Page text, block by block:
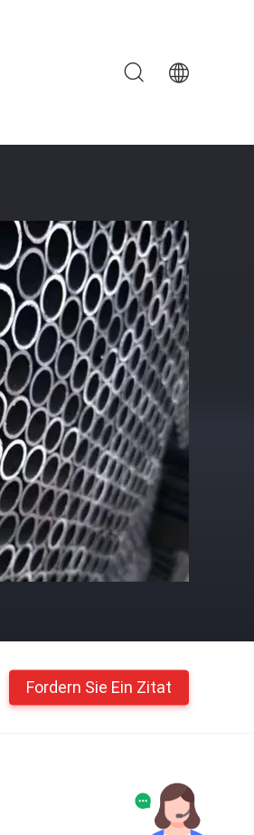
Fordern Sie Ein Zitat